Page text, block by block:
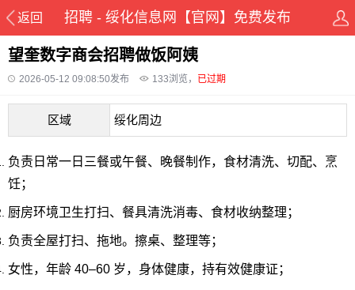
返回 招聘 - 绥化信息网【官网】免费发布
望奎数字商会招聘做饭阿姨
2026-05-12 09:08:50发布 133浏览， 已过期
区域 绥化周边
负责日常一日三餐或午餐、晚餐制作，食材清洗、切配、烹
饪；
厨房环境卫生打扫、餐具清洗消毒、食材收纳整理；
负责全屋打扫、拖地。擦桌、整理等；
女性，年龄 40–60 岁，身体健康，持有效健康证；